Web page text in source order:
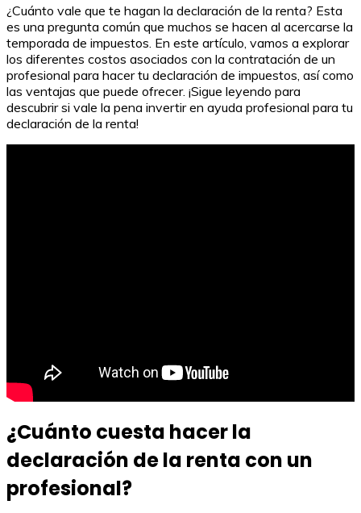
¿Cuánto vale que te hagan la declaración de la renta? Esta
es una pregunta común que muchos se hacen al acercarse la
temporada de impuestos. En este artículo, vamos a explorar
los diferentes costos asociados con la contratación de un
profesional para hacer tu declaración de impuestos, así como
las ventajas que puede ofrecer. ¡Sigue leyendo para
descubrir si vale la pena invertir en ayuda profesional para tu
declaración de la renta!
¿Cuánto cuesta hacer la
declaración de la renta con un
profesional?